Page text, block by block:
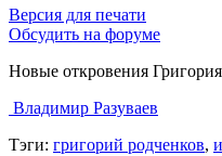
Версия для печати
Обсудить на форуме
Новые откровения
Владимир Разуваев
Тэги: григорий родченков,